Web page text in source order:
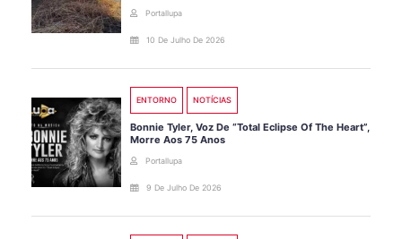
Portallupa
10 De Julho De 2026
ENTORNO NOTÍCIAS
Bonnie Tyler, Voz De “Total Eclipse Of The Heart”,
Morre Aos 75 Anos
Portallupa
9 De Julho De 2026